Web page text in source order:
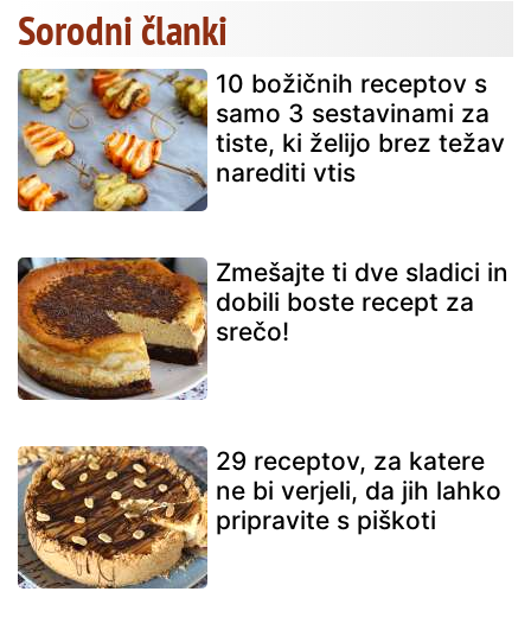
Sorodni članki
10 božičnih receptov s
samo 3 sestavinami za
tiste, ki želijo brez težav
narediti vtis
Zmešajte ti dve sladici in
dobili boste recept za
srečo!
29 receptov, za katere
ne bi verjeli, da jih lahko
pripravite s piškoti